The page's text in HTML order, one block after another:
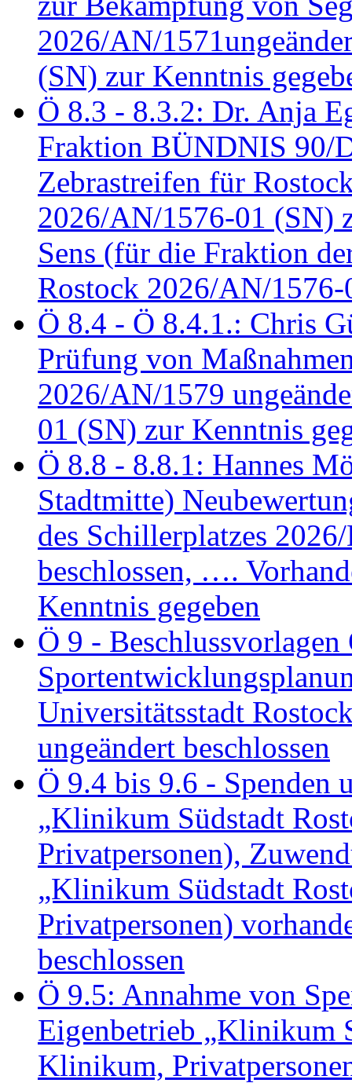
2026/AN/
(SN) zur Kenntnis
Ö 8.3 - 8.3.2: Dr. Anja
Fraktion BÜNDNIS 90/
Zebrastreifen für
2026/AN/1576-01 (SN)
Sens (für die Fraktion
Rostock 2026/AN/1576-
Ö 8.4 - Ö 8.4.1.: Chris
Prüfung von
2026/AN/1579
01 (SN) zur Kenntnis
Ö 8.8 - 8.8.1: Hannes
Stadtmitte)
des Schillerplatzes
beschlossen, ….
Kenntnis gegeben
Ö 9 - Beschlussvorlagen
Universitätsstadt
ungeändert beschlossen
Ö 9.4 bis 9.6 -
„Klinikum Südstadt
Privatpersonen),
„Klinikum Südstadt
Privatpersonen)
beschlossen
Ö 9.5: Annahme von
Eigenbetrieb „Klinikum
Klinikum,